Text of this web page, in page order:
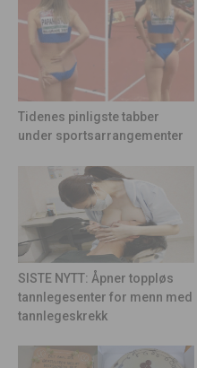
Tidenes pinligste tabber
under sportsarrangementer
SISTE NYTT: Åpner toppløs
tannlegesenter for menn med
tannlegeskrekk